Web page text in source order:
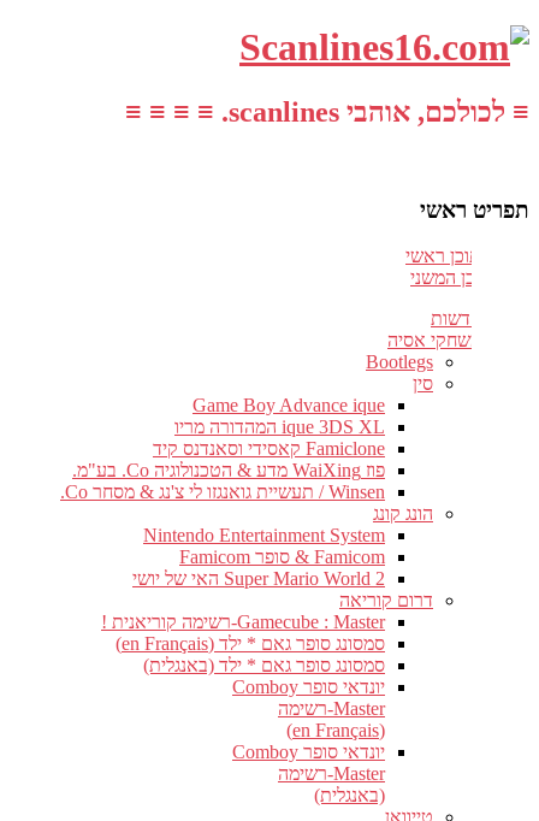
≡ לכולכם, אוהבי scanlines. ≡ ≡ ≡ ≡
תפריט ראשי
עבור לתוכן ראשי
דלג לתוכן המשני
חדשות
משחקי אסיה
Bootlegs
סין
Game Boy Advance ique
ique 3DS XL המהדורה מריו
Famiclone קאסידי וסאנדנס קיד
פוז WaiXing מדע & הטכנולוגיה Co. בע"מ.
Winsen / תעשיית גואנגזו לי צ'נג & מסחר Co.
הונג קונג
Nintendo Entertainment System
Famicom & סופר Famicom
Super Mario World 2 האי של יושי
דרום קוריאה
Gamecube : Master-רשימה קוריאנית !
סמסונג סופר גאם * ילד (en Français)
סמסונג סופר גאם * ילד (באנגלית)
יונדאי סופר Comboy
Master-רשימה
(en Français)
יונדאי סופר Comboy
Master-רשימה
(באנגלית)